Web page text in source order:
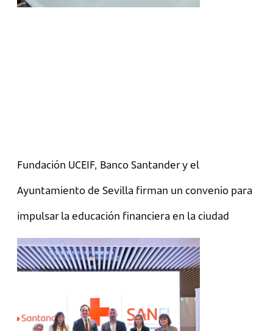
Fundación UCEIF, Banco Santander y el
Ayuntamiento de Sevilla firman un convenio para
impulsar la educación financiera en la ciudad